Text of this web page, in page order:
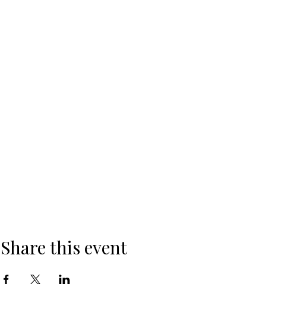
Share this event